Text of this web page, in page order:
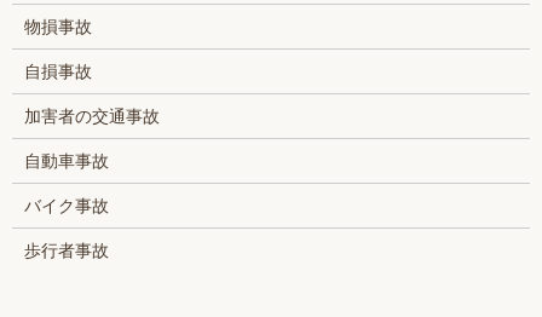
物損事故
自損事故
加害者の交通事故
自動車事故
バイク事故
歩行者事故